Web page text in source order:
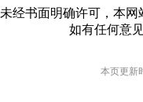
未经书面明确许可，本
如有任何意
本页更新